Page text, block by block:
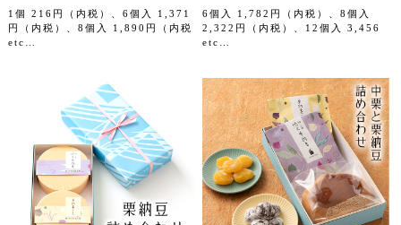
1個 216円（内税）、6個入 1,371
円（内税）、8個入 1,890円（内税
etc…
6個入 1,782円（内税）、8個入
2,322円（内税）、12個入 3,456
etc…